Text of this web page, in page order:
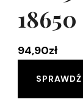
18650
94,90zł